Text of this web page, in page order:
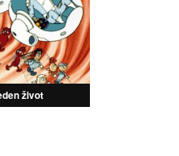
život